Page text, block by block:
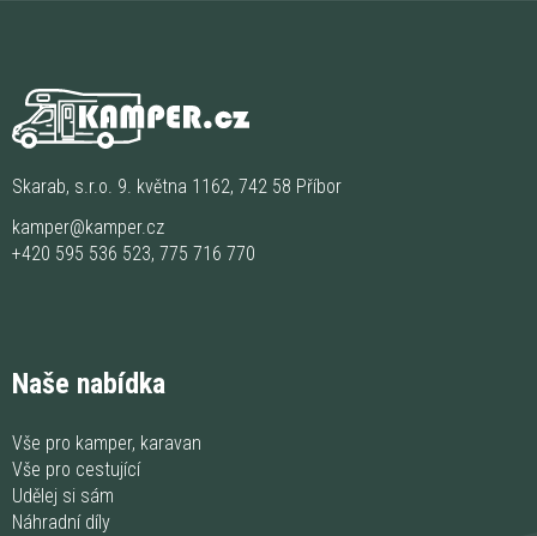
Skarab, s.r.o. 9. května 1162, 742 58 Příbor
kamper@kamper.cz
+420 595 536 523, 775 716 770
Naše nabídka
Vše pro kamper, karavan
Vše pro cestující
Udělej si sám
Náhradní díly